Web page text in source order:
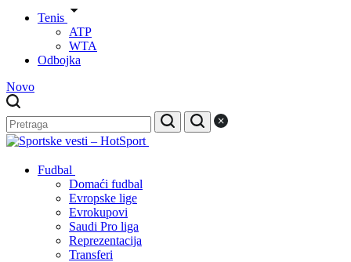
Tenis
ATP
WTA
Odbojka
Novo
Fudbal
Domaći fudbal
Evropske lige
Evrokupovi
Saudi Pro liga
Reprezentacija
Transferi